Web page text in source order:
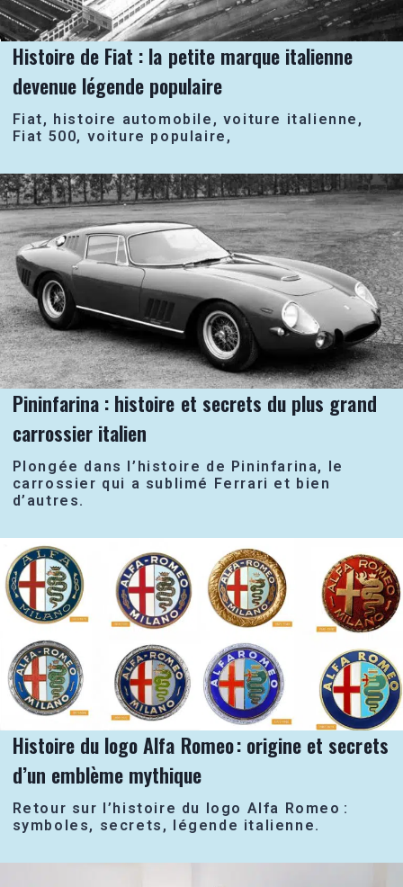
Histoire de Fiat : la petite marque italienne
devenue légende populaire
Fiat, histoire automobile, voiture italienne,
Fiat 500, voiture populaire,
Pininfarina : histoire et secrets du plus grand
carrossier italien
Plongée dans l’histoire de Pininfarina, le
carrossier qui a sublimé Ferrari et bien
d’autres.
Histoire du logo Alfa Romeo : origine et secrets
d’un emblème mythique
Retour sur l’histoire du logo Alfa Romeo :
symboles, secrets, légende italienne.